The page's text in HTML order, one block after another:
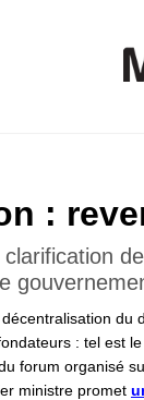
:
du
: tel est
forum organisé
ministre promet